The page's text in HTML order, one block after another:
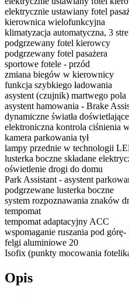
elektrycznie ustawiany fotel
kierownica wielofunkcyjna
klimatyzacja automatyczna, 3
podgrzewany fotel kierowcy
podgrzewany fotel pasażera
sportowe fotele - przód
zmiana biegów w kierownicy
funkcja szybkiego ładowania
asystent (czujnik) martwego pola
asystent hamowania - Brake
dynamiczne światła
elektroniczna kontrola ciśnienia
kamera parkowania tył
lampy przednie w technologii
lusterka boczne składane
oświetlenie drogi do domu
Park Assistant - asystent
podgrzewane lusterka boczne
system rozpoznawania znaków
tempomat
tempomat adaptacyjny ACC
wspomaganie ruszania pod
felgi aluminiowe 20
Isofix (punkty mocowania
Opis